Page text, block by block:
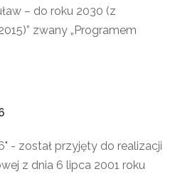
– do roku 2030 (z
zwany „Programem
- został przyjęty do realizacji
z dnia 6 lipca 2001 roku